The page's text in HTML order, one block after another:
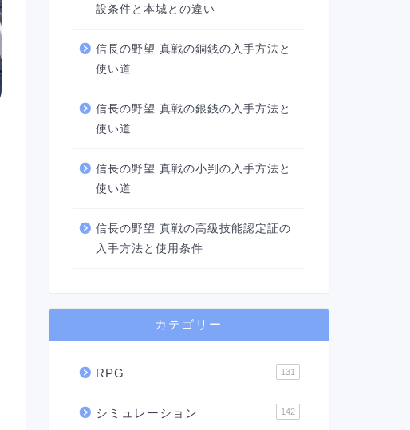
設条件と本城との違い
信長の野望 真戦の銅銭の入手方法と
使い道
信長の野望 真戦の銀銭の入手方法と
使い道
信長の野望 真戦の小判の入手方法と
使い道
信長の野望 真戦の高級技能認定証の
入手方法と使用条件
カテゴリー
RPG 131
シミュレーション 142